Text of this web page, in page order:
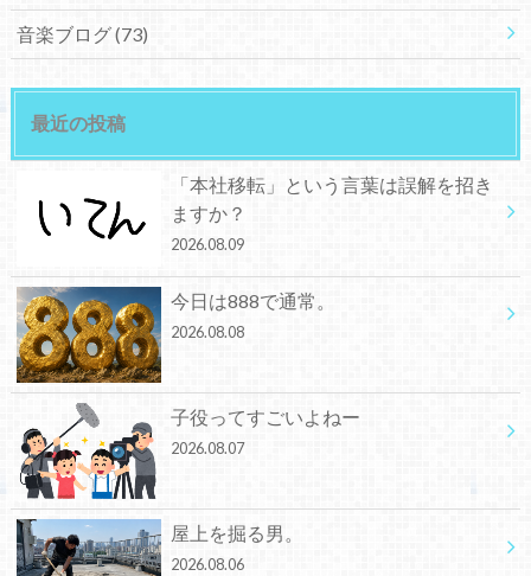
音楽ブログ(73)
最近の投稿
「本社移転」という言葉は誤解を招き
ますか？
2026.08.09
今日は888で通常。
2026.08.08
子役ってすごいよねー
2026.08.07
屋上を掘る男。
2026.08.06